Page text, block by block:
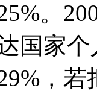
。
国家
，